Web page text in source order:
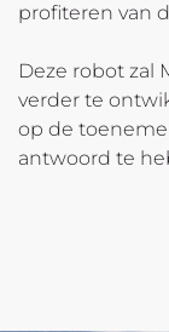
profiteren van
Deze robot zal
verder te
op de
antwoord te